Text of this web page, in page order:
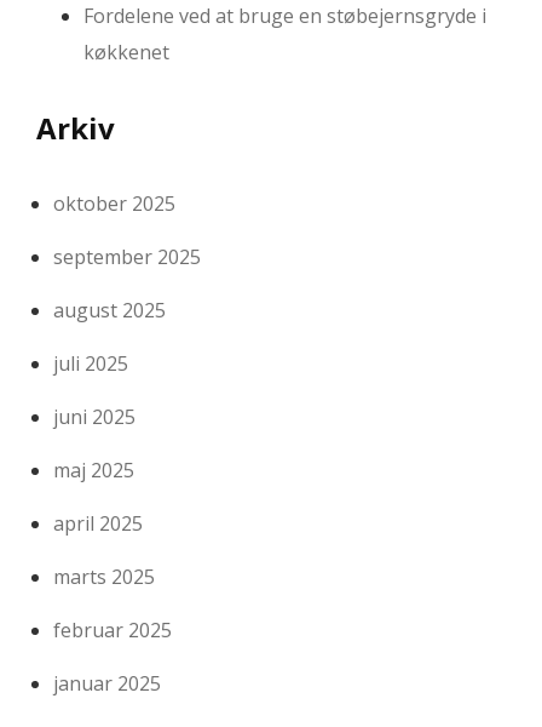
Fordelene ved at bruge en støbejernsgryde i
køkkenet
Arkiv
oktober 2025
september 2025
august 2025
juli 2025
juni 2025
maj 2025
april 2025
marts 2025
februar 2025
januar 2025